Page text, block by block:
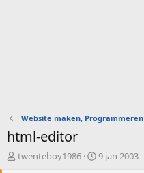
Website maken, Programmeren
html-editor
O
twenteboy1986
S
9 jan 2003